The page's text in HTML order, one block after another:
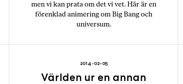
men vi kan prata om det vi vet. Här är en
förenklad animering om Big Bang och
universum.
2014-02-05
Världen ur en annan